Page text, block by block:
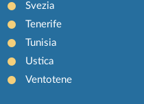
Svezia
Tenerife
Tunisia
Ustica
Ventotene